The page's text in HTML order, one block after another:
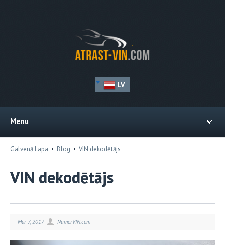
LV
Menu
Galvenā Lapa Blog VIN dekodētājs
VIN dekodētājs
Mar 7, 2017 NumerVIN.com